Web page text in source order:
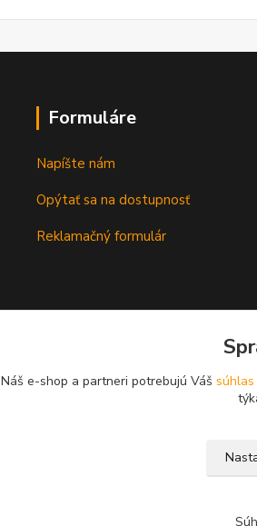
Formuláre
Napíšte nám
Opýtať sa na dostupnosť
Reklamačný formulár
Náš e-shop a partneri potrebujú Váš súhlas